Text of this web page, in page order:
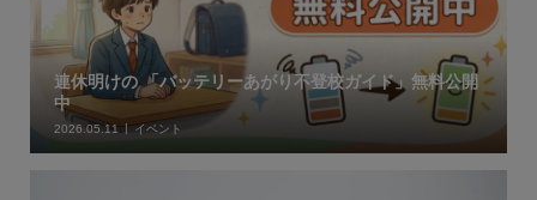
連休明けの 「バッテリーあがり不登校ガイド」無料公開
中
2026.05.11 イベント